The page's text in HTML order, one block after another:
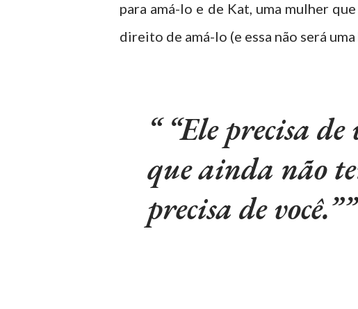
para amá-lo e de Kat, uma mulher
direito de amá-lo (e essa não será
“Ele precisa de
que ainda não
precisa de você.”